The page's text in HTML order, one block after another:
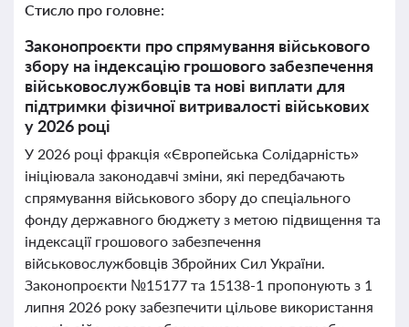
Стисло про головне:
Законопроєкти про спрямування військового
збору на індексацію грошового забезпечення
військовослужбовців та нові виплати для
підтримки фізичної витривалості військових
у 2026 році
У 2026 році фракція «Європейська Солідарність»
ініціювала законодавчі зміни, які передбачають
спрямування військового збору до спеціального
фонду державного бюджету з метою підвищення та
індексації грошового забезпечення
військовослужбовців Збройних Сил України.
Законопроєкти №15177 та 15138-1 пропонують з 1
липня 2026 року забезпечити цільове використання